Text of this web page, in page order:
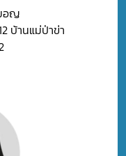
อญ
บ้านแม่ป่าข่า